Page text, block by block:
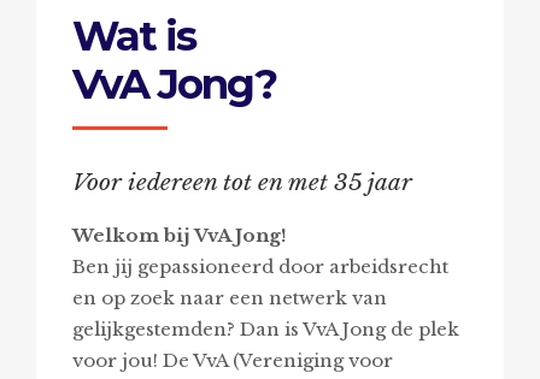
Wat is
VvA Jong?
Voor iedereen tot en met 35 jaar
Welkom bij VvA Jong!
Ben jij gepassioneerd door arbeidsrecht
en op zoek naar een netwerk van
gelijkgestemden? Dan is VvA Jong de plek
voor jou! De VvA (Vereniging voor